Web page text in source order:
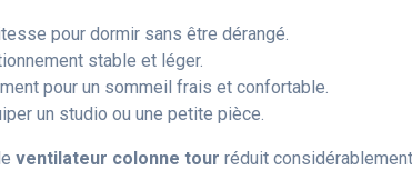
pour dormir sans être dérangé.
stable et léger.
pour un sommeil frais et confortable.
un studio ou une petite pièce.
ventilateur colonne tour réduit